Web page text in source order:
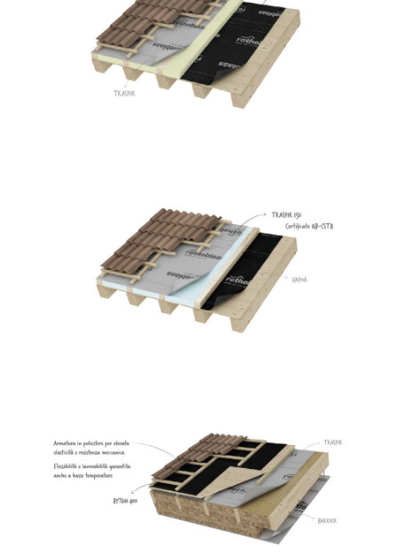
Vapor 140
ROTHOBLAAS
Traspir 150
ROTHOBLAAS
Bytum 400
ROTHOBLAAS